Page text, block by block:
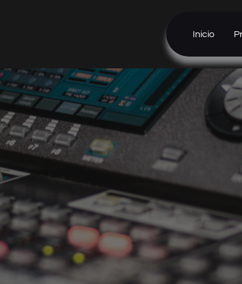
Inicio